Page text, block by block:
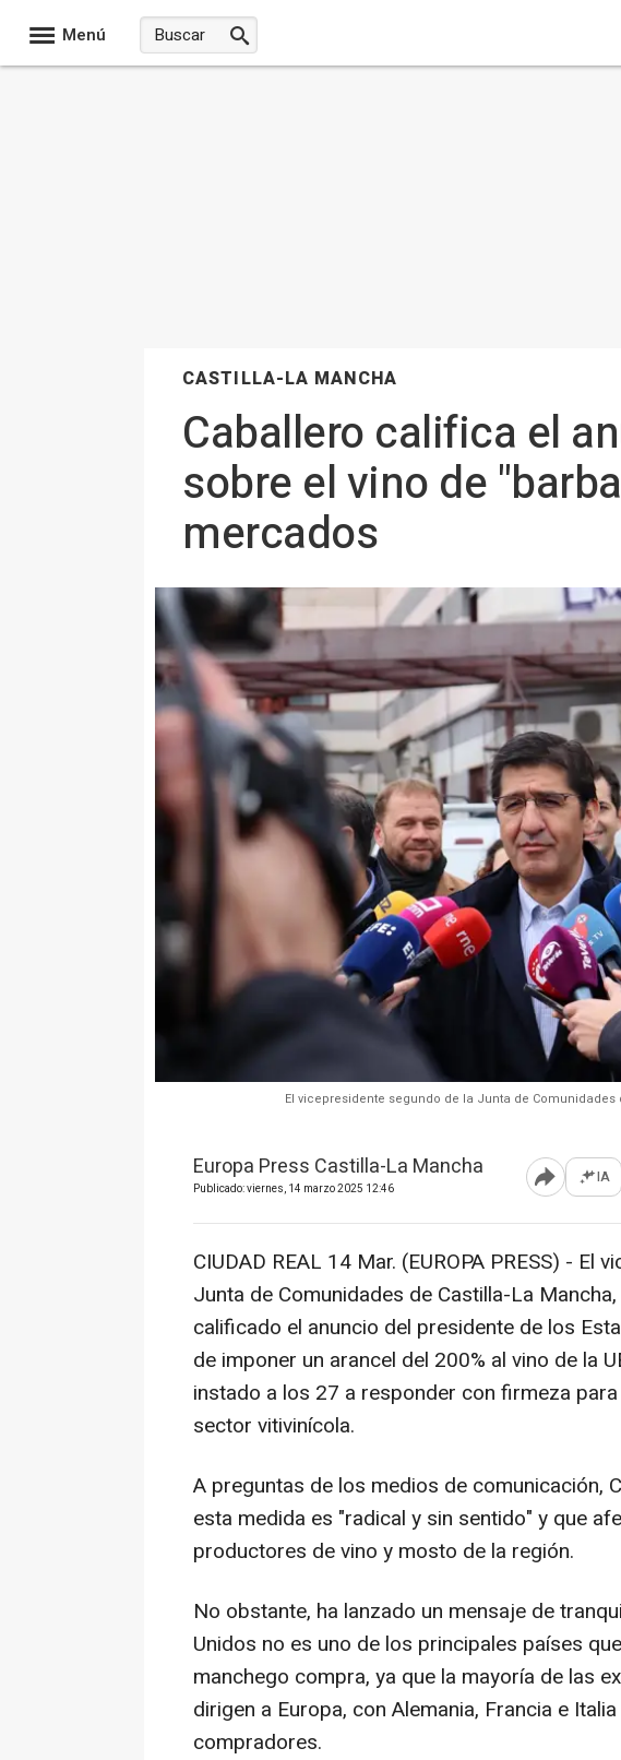
Menú
CASTILLA-LA MANCHA
Caballero califica el
sobre el vino de
mercados
El vicepresidente segundo de la Junta de
Europa Press Castilla-La Mancha
Publicado: viernes, 14 marzo 2025 12:46 Abrir IA
CIUDAD REAL 14 Mar. (EUROPA PRESS) - El
Junta de Comunidades de Castilla-La
calificado el anuncio del presidente de los
de imponer un arancel del 200% al vino de la
instado a los 27 a responder con firmeza
sector vitivinícola.
A preguntas de los medios de comunicación,
esta medida es "radical y sin sentido" y que
productores de vino y mosto de la región.
No obstante, ha lanzado un mensaje de
Unidos no es uno de los principales países
manchego compra, ya que la mayoría de las
dirigen a Europa, con Alemania, Francia e
compradores.